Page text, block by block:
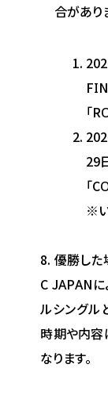
合があり
「
29
「
※
優勝した
C JAPANに
ルシングル
時期や内容
なります。